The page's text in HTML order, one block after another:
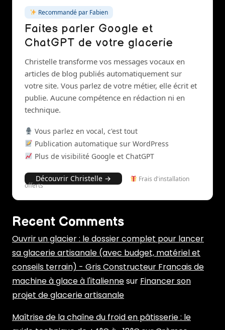
Recommandé par Fabien
Faites parler Google et
ChatGPT de votre glacerie
Christelle transforme vos messages vocaux en
articles de blog publiés automatiquement sur
votre site. Vous parlez de votre métier, elle écrit et
publie. Aucune compétence en rédaction ni en
technique.
Vous parlez en vocal, c'est tout
Publication automatique sur WordPress
Plus de visibilité Google et ChatGPT
Découvrir Christelle → Frais d'installation
offerts
Recent Comments
Ouvrir un glacier : le dossier complet pour lancer
sa glacerie artisanale (avec budget, matériel et
conseils terrain) - Gris Constructeur Francais de
machine à glace à l'italiennesur Financer son
projet de glacerie artisanale
Maîtrise de la chaîne du froid en pâtisserie : le